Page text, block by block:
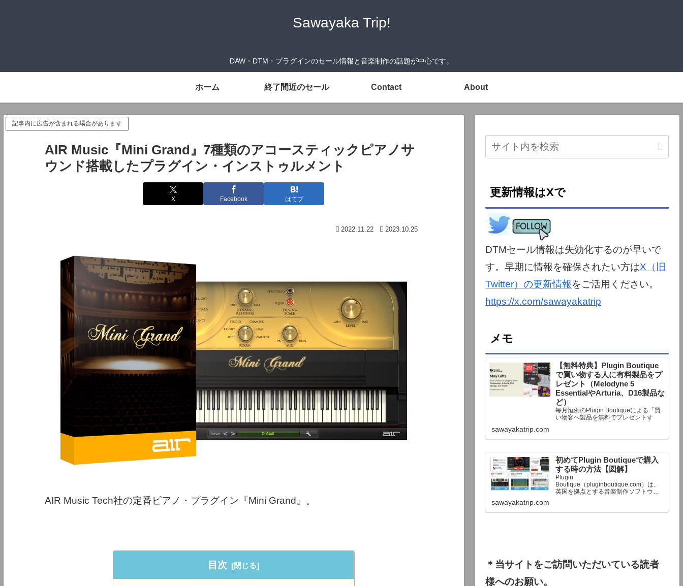
Sawayaka Trip!
DAW・DTM・プラグインのセール情報と音楽制作の話題が中心です。
ホーム 終了間近のセール Contact About
記事内に広告が含まれる場合があります
AIR Music『Mini Grand』7種類のアコースティックピアノサ
ウンド搭載したプラグイン・インストゥルメント
X Facebook はてブ
2022.11.22 2023.10.25
AIR Music Tech社の定番ピアノ・プラグイン『Mini Grand』。
目次
更新情報はXで
DTMセール情報は失効化するのが早いで
す。早期に情報を確保されたい方はX（旧
Twitter）の更新情報をご活用ください。
https://x.com/sawayakatrip
メモ
【無料特典】Plugin Boutique
で買い物する人に有料製品をプ
レゼント（Melodyne 5
EssentialやArturia、D16製品な
ど）
毎月恒例のPlugin Boutiqueによる「買
い物客へ製品を無料でプレゼントす
る」企画。今月もプレゼント企画が用
定額以上のお金を出して何かを購入す
終了予定日：日本時間：6/1（月…
sawayakatrip.com
初めてPlugin Boutiqueで購入
する時の方法【図解】
Plugin
Boutique（pluginboutique.com）は、
英国を拠点とする音楽制作ソフトウェ
で、世界中のミュージシャンに利用さ
sawayakatrip.com
＊当サイトをご訪問いただいている読者
様へのお願い。